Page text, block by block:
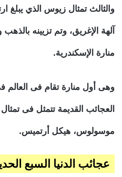
آلهة الإغريق، وتم تزيينه
منارة الإسكندرية.
وهى أول منارة تقام فى العالم
العجائب القديمة تتمثل فى
موسولوس، هيكل أرتميس.
عجائب الدنيا السبع